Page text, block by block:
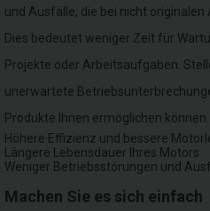
und Ausfälle, die bei nicht
Dies bedeutet weniger Zeit für
Projekte oder Arbeitsaufgaben.
unerwartete
Produkte Ihnen ermöglichen können.
Höhere Effizienz und bessere
Längere Lebensdauer Ihres Motors
Weniger Betriebsstörungen und
Machen Sie es sich einfach